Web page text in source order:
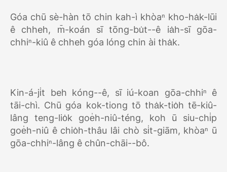
Góa chū sè-hàn tō chin kah-ì khòaⁿ kho-ha̍k-lūi
ê chheh, m̄-koán sī tōng-bu̍t--ê ia̍h-sī gōa-
chhiⁿ-kiû ê chheh góa lóng chin ài tha̍k.
Kin-á-ji̍t beh kóng--ê, sī iú-koan gōa-chhiⁿ ê
tāi-chì. Chū góa kok-tiong tō tha̍k-tio̍h tē-kiû-
lâng teng-lio̍k goe̍h-niû-téng, koh ū siu-chi̍p
goe̍h-niû ê chio̍h-thâu lâi chò si̍t-giām, khòaⁿ ū
gōa-chhiⁿ-lâng ê chûn-chāi--bô.